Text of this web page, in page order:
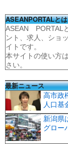
ASEANPORTALと
ASEAN PORTAL
ント、求人、ショ
イトです。
本サイトの使い方は
さい。
最新ニュース
高市政
人口基
新潟県
グロー